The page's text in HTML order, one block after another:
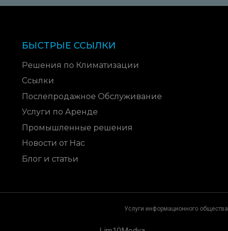
БЫСТРЫЕ ССЫЛКИ
Решения по Климатизации
Ссылки
Послепродажное Обслуживание
Услуги по Аренде
Промышленные решения
Новости от Нас
Блог и статьи
Услуги информационного общества